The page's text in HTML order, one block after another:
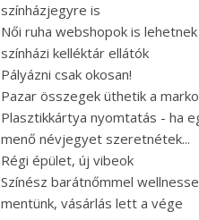
színházjegyre is
Női ruha webshopok is lehetnek
színházi kelléktár ellátók
Pályázni csak okosan!
Pazar összegek üthetik a
Plasztikkártya nyomtatás - ha
menő névjegyet szeretnétek...
Régi épület, új vibeok
Színész barátnőmmel
mentünk, vásárlás lett a vége